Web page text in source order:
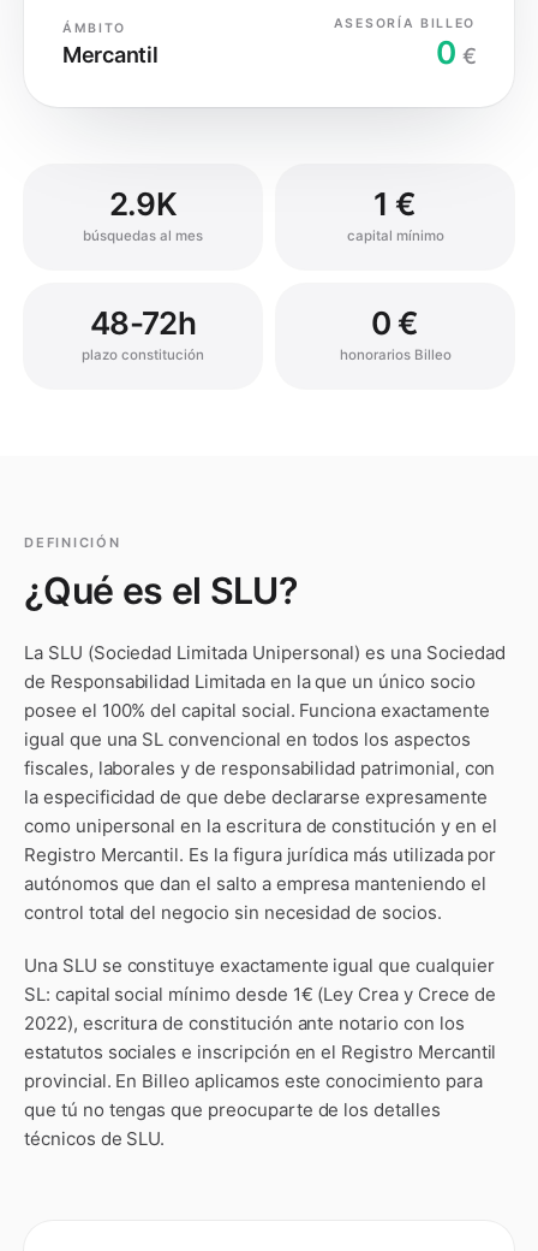
ÁMBITO
Mercantil
ASESORÍA BILLEO
0 €
2.9K
búsquedas al mes
1 €
capital mínimo
48-72h
plazo constitución
0 €
honorarios Billeo
DEFINICIÓN
¿Qué es el SLU?
La SLU (Sociedad Limitada Unipersonal) es una Sociedad
de Responsabilidad Limitada en la que un único socio
posee el 100% del capital social. Funciona exactamente
igual que una SL convencional en todos los aspectos
fiscales, laborales y de responsabilidad patrimonial, con
la especificidad de que debe declararse expresamente
como unipersonal en la escritura de constitución y en el
Registro Mercantil. Es la figura jurídica más utilizada por
autónomos que dan el salto a empresa manteniendo el
control total del negocio sin necesidad de socios.
Una SLU se constituye exactamente igual que cualquier
SL: capital social mínimo desde 1€ (Ley Crea y Crece de
2022), escritura de constitución ante notario con los
estatutos sociales e inscripción en el Registro Mercantil
provincial. En Billeo aplicamos este conocimiento para
que tú no tengas que preocuparte de los detalles
técnicos de SLU.